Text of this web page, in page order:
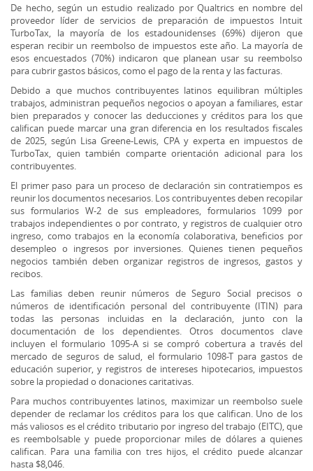
De hecho, según un estudio realizado por Qualtrics en nombre del
proveedor líder de servicios de preparación de impuestos Intuit
TurboTax, la mayoría de los estadounidenses (69%) dijeron que
esperan recibir un reembolso de impuestos este año. La mayoría de
esos encuestados (70%) indicaron que planean usar su reembolso
para cubrir gastos básicos, como el pago de la renta y las facturas.
Debido a que muchos contribuyentes latinos equilibran múltiples
trabajos, administran pequeños negocios o apoyan a familiares, estar
bien preparados y conocer las deducciones y créditos para los que
califican puede marcar una gran diferencia en los resultados fiscales
de 2025, según Lisa Greene-Lewis, CPA y experta en impuestos de
TurboTax, quien también comparte orientación adicional para los
contribuyentes.
El primer paso para un proceso de declaración sin contratiempos es
reunir los documentos necesarios. Los contribuyentes deben recopilar
sus formularios W-2 de sus empleadores, formularios 1099 por
trabajos independientes o por contrato, y registros de cualquier otro
ingreso, como trabajos en la economía colaborativa, beneficios por
desempleo o ingresos por inversiones. Quienes tienen pequeños
negocios también deben organizar registros de ingresos, gastos y
recibos.
Las familias deben reunir números de Seguro Social precisos o
números de identificación personal del contribuyente (ITIN) para
todas las personas incluidas en la declaración, junto con la
documentación de los dependientes. Otros documentos clave
incluyen el formulario 1095-A si se compró cobertura a través del
mercado de seguros de salud, el formulario 1098-T para gastos de
educación superior, y registros de intereses hipotecarios, impuestos
sobre la propiedad o donaciones caritativas.
Para muchos contribuyentes latinos, maximizar un reembolso suele
depender de reclamar los créditos para los que califican. Uno de los
más valiosos es el crédito tributario por ingreso del trabajo (EITC), que
es reembolsable y puede proporcionar miles de dólares a quienes
califican. Para una familia con tres hijos, el crédito puede alcanzar
hasta $8,046.